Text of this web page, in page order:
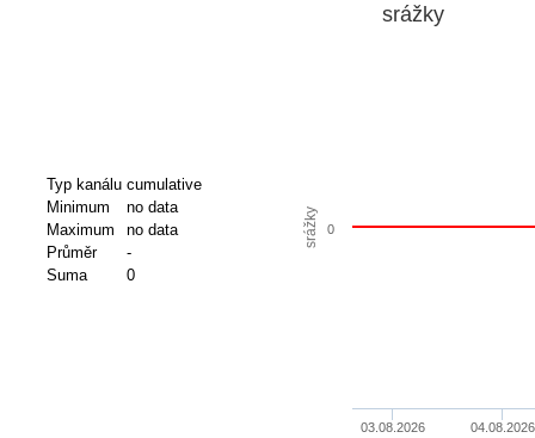
Typ kanálu cumulative
Minimum
no data
Maximum
no data
Průměr
-
Suma
0
srážky
srážky
03.08.2026 04.08.2026
0